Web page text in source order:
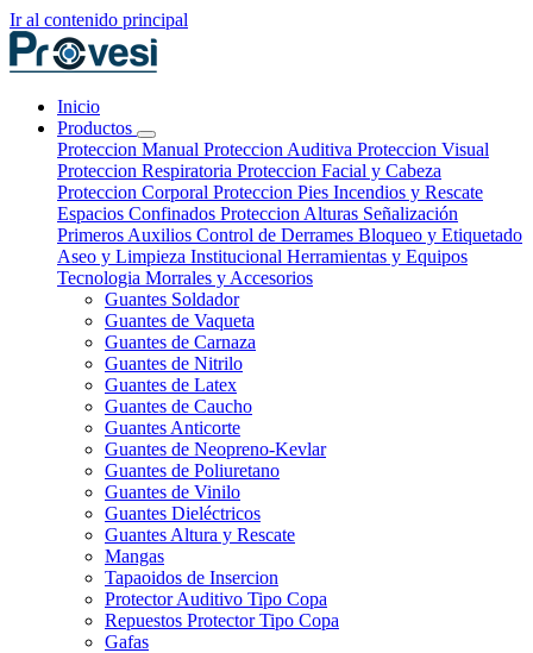
Ir al contenido principal
Inicio
Productos
Proteccion Manual Proteccion Auditiva Proteccion Visual
Proteccion Respiratoria Proteccion Facial y Cabeza
Proteccion Corporal Proteccion Pies Incendios y Rescate
Espacios Confinados Proteccion Alturas Señalización
Primeros Auxilios Control de Derrames Bloqueo y Etiquetado
Aseo y Limpieza Institucional Herramientas y Equipos
Tecnologia Morrales y Accesorios
Guantes Soldador
Guantes de Vaqueta
Guantes de Carnaza
Guantes de Nitrilo
Guantes de Latex
Guantes de Caucho
Guantes Anticorte
Guantes de Neopreno-Kevlar
Guantes de Poliuretano
Guantes de Vinilo
Guantes Dieléctricos
Guantes Altura y Rescate
Mangas
Tapaoidos de Insercion
Protector Auditivo Tipo Copa
Repuestos Protector Tipo Copa
Gafas